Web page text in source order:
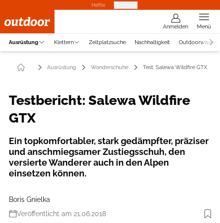
Hefte
Anmelden Menü
Ausrüstung Klettern Zeltplatzsuche Nachhaltigkeit Outdoorwissen
Ausrüstung Wanderschuhe Test: Salewa Wildfire GTX
Testbericht: Salewa Wildfire
GTX
Ein topkomfortabler, stark gedämpfter, präziser
und anschmiegsamer Zustiegsschuh, den
versierte Wanderer auch in den Alpen
einsetzen können.
Boris Gnielka
Veröffentlicht am 21.06.2018
Foto: Benjamin Hahn